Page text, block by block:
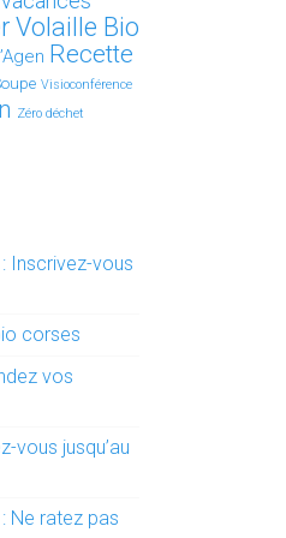
Volaille Bio
Recette
Visioconférence
Zéro déchet
Inscrivez-vous
corses
vos
vous jusqu’au
Ne ratez pas